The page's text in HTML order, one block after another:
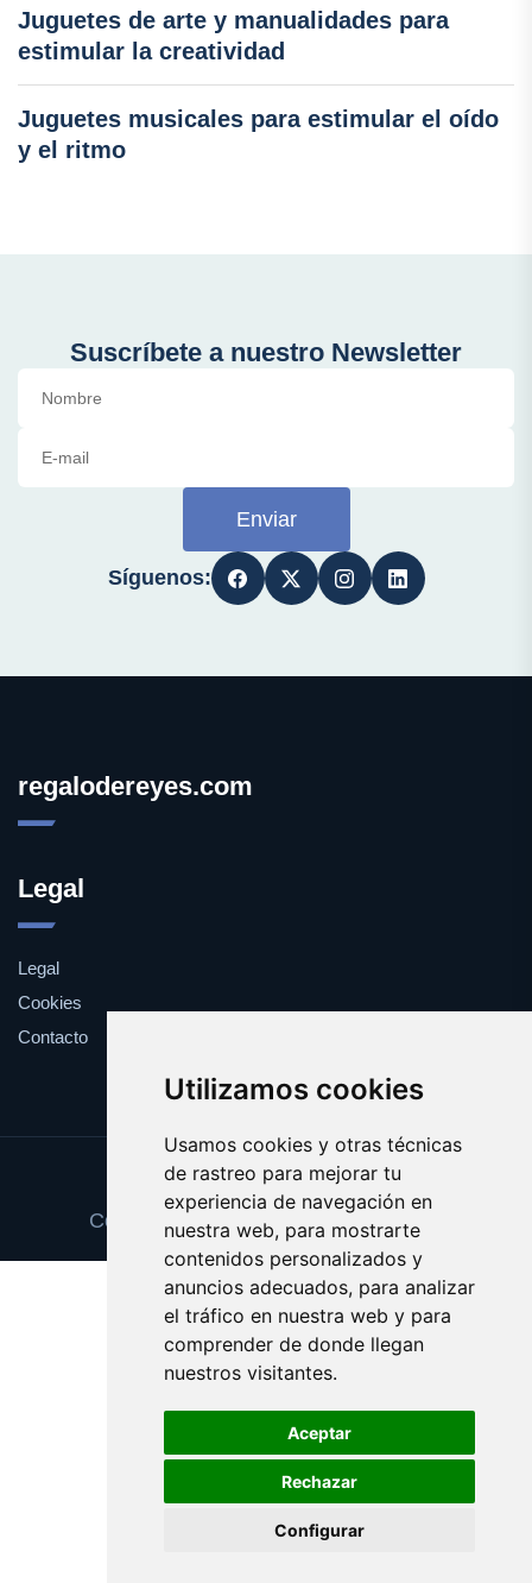
Utilizamos cookies
Usamos cookies y otras técnicas
de rastreo para mejorar tu
experiencia de navegación en
nuestra web, para mostrarte
contenidos personalizados y
anuncios adecuados, para analizar
el tráfico en nuestra web y para
comprender de donde llegan
nuestros visitantes.
Aceptar
Rechazar
Configurar
Juguetes de arte y manualidades para
estimular la creatividad
Juguetes musicales para estimular el oído
y el ritmo
Suscríbete a nuestro Newsletter
Enviar
Síguenos:
regalodereyes.com
Legal
Legal
Cookies
Contacto
Update cookies preferences
Copyright © 2025 regalodereyes.com